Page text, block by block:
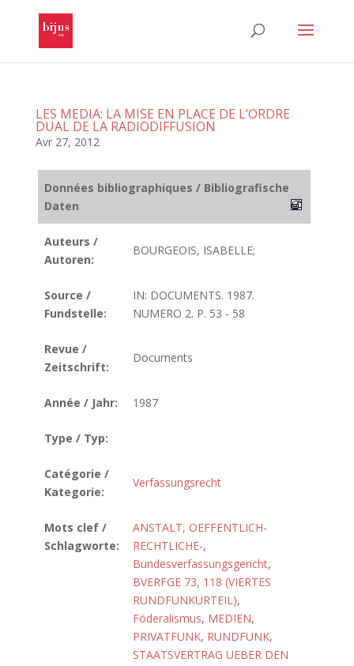
LES MEDIA: LA MISE EN PLACE DE L’ORDRE
DUAL DE LA RADIODIFFUSION
Avr 27, 2012
Données bibliographiques / Bibliografische
Daten
Auteurs /
Autoren:
BOURGEOIS, ISABELLE;
Source /
Fundstelle:
IN: DOCUMENTS. 1987.
NUMERO 2. P. 53 - 58
Revue /
Zeitschrift:
Documents
Année / Jahr: 1987
Type / Typ:
Catégorie /
Kategorie:
Verfassungsrecht
Mots clef /
Schlagworte:
ANSTALT, OEFFENTLICH-
RECHTLICHE-,
Bundesverfassungsgericht,
BVERFGE 73, 118 (VIERTES
RUNDFUNKURTEIL),
Föderalismus, MEDIEN,
PRIVATFUNK, RUNDFUNK,
STAATSVERTRAG UEBER DEN